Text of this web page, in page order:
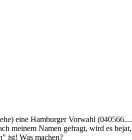
eine Hamburger Vorwahl
meinem Namen gefragt, wird es
ist! Was machen?